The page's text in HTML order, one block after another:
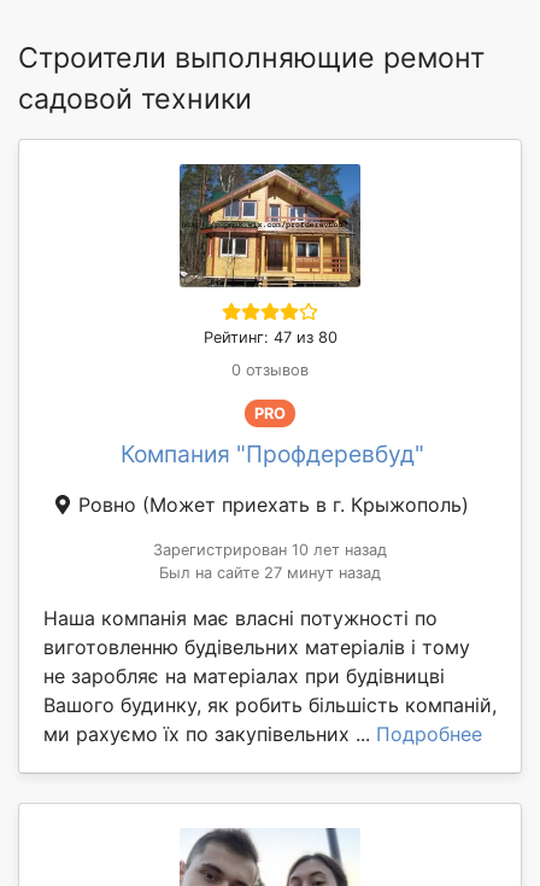
Строители выполняющие ремонт
садовой техники
Рейтинг: 47 из 80
0 отзывов
PRO
Компания "Профдеревбуд"
Ровно (Может приехать в г. Крыжополь)
Зарегистрирован 10 лет назад
Был на сайте 27 минут назад
Наша компанія має власні потужності по
виготовленню будівельних матеріалів і тому
не заробляє на матеріалах при будівницві
Вашого будинку, як робить більшість компаній,
ми рахуємо їх по закупівельних ... Подробнее